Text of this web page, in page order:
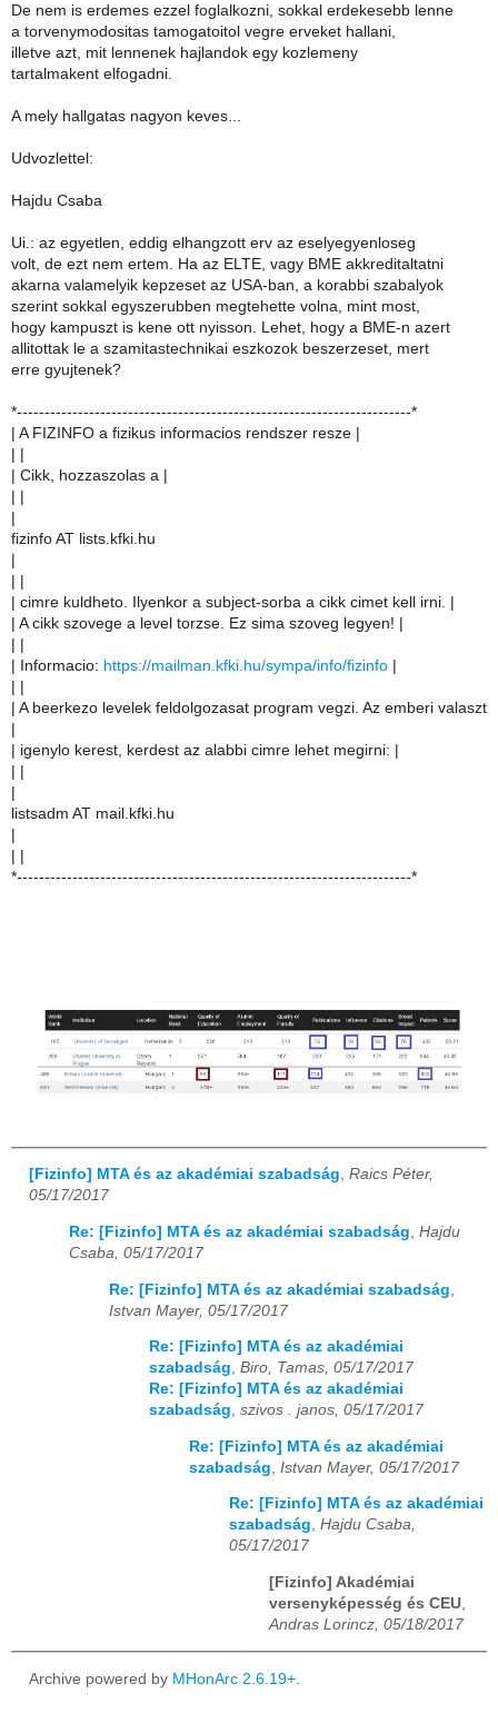
De nem is erdemes ezzel foglalkozni, sokkal erdekesebb lenne
a torvenymodositas tamogatoitol vegre erveket hallani,
illetve azt, mit lennenek hajlandok egy kozlemeny
tartalmakent elfogadni.
A mely hallgatas nagyon keves...
Udvozlettel:
Hajdu Csaba
Ui.: az egyetlen, eddig elhangzott erv az eselyegyenloseg
volt, de ezt nem ertem. Ha az ELTE, vagy BME akkreditaltatni
akarna valamelyik kepzeset az USA-ban, a korabbi szabalyok
szerint sokkal egyszerubben megtehette volna, mint most,
hogy kampuszt is kene ott nyisson. Lehet, hogy a BME-n azert
allitottak le a szamitastechnikai eszkozok beszerzeset, mert
erre gyujtenek?
*-----------------------------------------------------------------------*
| A FIZINFO a fizikus informacios rendszer resze |
| Cikk, hozzaszolas a |
fizinfo AT lists.kfki.hu
| cimre kuldheto. Ilyenkor a subject-sorba a cikk cimet kell irni. |
| A cikk szovege a level torzse. Ez sima szoveg legyen! |
| Informacio: https://mailman.kfki.hu/sympa/info/fizinfo
| A beerkezo levelek feldolgozasat program vegzi. Az emberi valaszt
| igenylo kerest, kerdest az alabbi cimre lehet megirni: |
listsadm AT mail.kfki.hu
*-----------------------------------------------------------------------*
[Fizinfo] MTA és az akadémiai szabadság, Raics Péter,
05/17/2017
Re: [Fizinfo] MTA és az akadémiai szabadság Hajdu
Csaba, 05/17/2017
Re: [Fizinfo] MTA és az akadémiai szabadság
Istvan Mayer, 05/17/2017
Re: [Fizinfo] MTA és az akadémiai
szabadság, Biro, Tamas, 05/17/2017
Re: [Fizinfo] MTA és az akadémiai
szabadság, szivos . janos, 05/17/2017
Re: [Fizinfo] MTA és az akadémiai
szabadság Istvan Mayer, 05/17/2017
Re: [Fizinfo] MTA és az akadémiai
szabadság, Hajdu Csaba,
05/17/2017
[Fizinfo] Akadémiai
versenyképesség és CEU
Andras Lorincz, 05/18/2017
Archive powered by MHonArc 2.6.19+.